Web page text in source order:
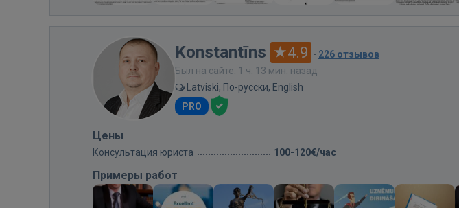
Konstantīns 4.9 · 226 отзывов
Был на сайте: 1 ч. 13 мин. назад
Latviski, По-русски, English
PRO
Цены
Консультация юриста 100-120€/час
Примеры работ